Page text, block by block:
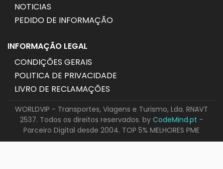
NOTICIAS
PEDIDO DE INFORMAÇÃO
INFORMAÇÃO LEGAL
CONDIÇÕES GERAIS
POLITICA DE PRIVACIDADE
LIVRO DE RECLAMAÇÕES
WORLDVIP - Transportes, Viagens e Turismo, Lda. RNAVT
2537. Todos os direitos reservados. by CodeMind.pt -
Parceiro Digital desde 2004. TOP 5% MELHORES PME